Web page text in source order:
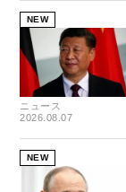
NEW
ニュース
2026.08.07
NEW